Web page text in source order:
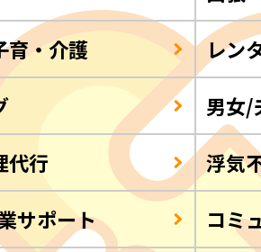
育・介護
レン
男女/
代行
浮気
サポート
コミ